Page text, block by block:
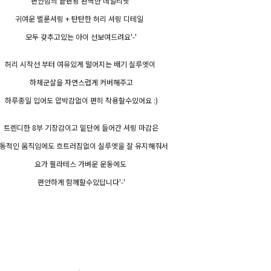
귀여운 벌룬셔링 + 탄탄한 허리 셔링 디테일
모두 갖추고있는 아이 선보여드려요'-'
허리 시작선 부터 여유있게 떨어지는 배기 실루엣이
하체군살을 자연스럽게 커버해주고
하루종일 입어도 압박감없이 편히 착용할수있어요 :)
트렌디한 8부 기장감이고 밑단에 들어간 셔링 마감은
적인 움직임에도 흐트러짐없이 실루엣을 잘 유지해줘서
요가 필라테스 가벼운 운동에도
편안하게 함께할수있답니다'-'